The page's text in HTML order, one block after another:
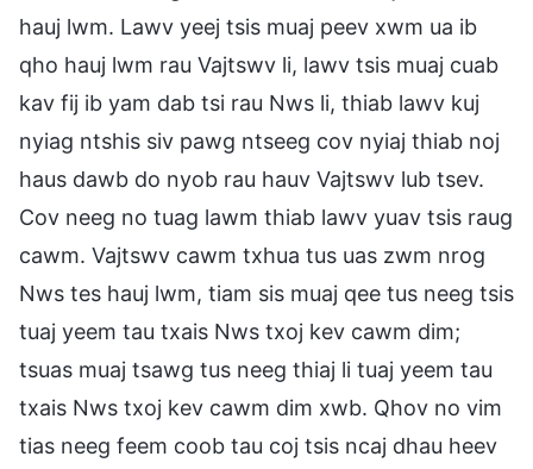
hauj lwm. Lawv yeej tsis muaj peev xwm ua ib
qho hauj lwm rau Vajtswv li, lawv tsis muaj cuab
kav fij ib yam dab tsi rau Nws li, thiab lawv kuj
nyiag ntshis siv pawg ntseeg cov nyiaj thiab noj
haus dawb do nyob rau hauv Vajtswv lub tsev.
Cov neeg no tuag lawm thiab lawv yuav tsis raug
cawm. Vajtswv cawm txhua tus uas zwm nrog
Nws tes hauj lwm, tiam sis muaj qee tus neeg tsis
tuaj yeem tau txais Nws txoj kev cawm dim;
tsuas muaj tsawg tus neeg thiaj li tuaj yeem tau
txais Nws txoj kev cawm dim xwb. Qhov no vim
tias neeg feem coob tau coj tsis ncaj dhau heev